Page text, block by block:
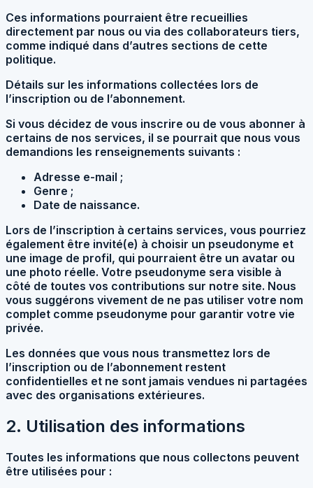
Ces informations pourraient être recueillies
directement par nous ou via des collaborateurs tiers,
comme indiqué dans d’autres sections de cette
politique.
Détails sur les informations collectées lors de
l’inscription ou de l’abonnement.
Si vous décidez de vous inscrire ou de vous abonner à
certains de nos services, il se pourrait que nous vous
demandions les renseignements suivants :
Adresse e-mail ;
Genre ;
Date de naissance.
Lors de l’inscription à certains services, vous pourriez
également être invité(e) à choisir un pseudonyme et
une image de profil, qui pourraient être un avatar ou
une photo réelle. Votre pseudonyme sera visible à
côté de toutes vos contributions sur notre site. Nous
vous suggérons vivement de ne pas utiliser votre nom
complet comme pseudonyme pour garantir votre vie
privée.
Les données que vous nous transmettez lors de
l’inscription ou de l’abonnement restent
confidentielles et ne sont jamais vendues ni partagées
avec des organisations extérieures.
2. Utilisation des informations
Toutes les informations que nous collectons peuvent
être utilisées pour :